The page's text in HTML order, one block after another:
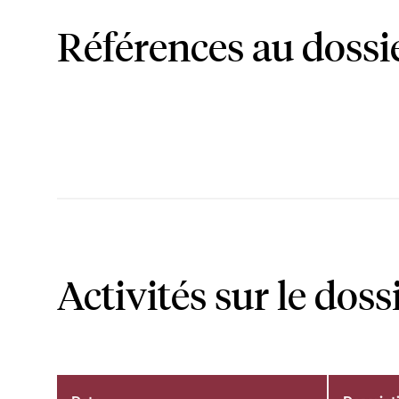
Références au
Activités sur le